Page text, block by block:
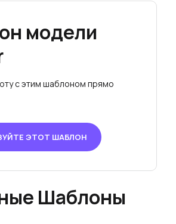
модели
с этим шаблоном прямо
ЭТОТ ШАБЛОН
Шаблоны